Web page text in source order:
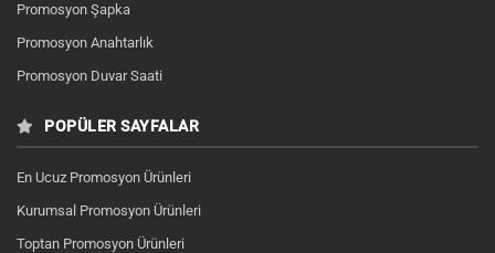
Promosyon Şapka
Promosyon Anahtarlık
Promosyon Duvar Saati
POPÜLER SAYFALAR
En Ucuz Promosyon Ürünleri
Kurumsal Promosyon Ürünleri
Toptan Promosyon Ürünleri